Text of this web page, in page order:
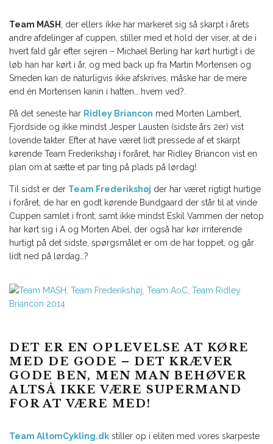
Team MASH , der ellers ikke har markeret sig så skarpt i årets
andre afdelinger af cuppen, stiller med et hold der viser, at de i
hvert fald går efter sejren – Michael Berling har kørt hurtigt i de
løb han har kørt i år, og med back up fra Martin Mortensen og
Smeden kan de naturligvis ikke afskrives, måske har de mere
end én Mortensen kanin i hatten… hvem ved?.
På det seneste har Ridley Briancon med Morten Lambert,
Fjordside og ikke mindst Jesper Lausten (sidste års 2er) vist
lovende takter. Efter at have været lidt pressede af et skarpt
kørende Team Frederikshøj i foråret, har Ridley Briancon vist en
plan om at sætte et par ting på plads på lørdag!
Til sidst er der Team Frederikshøj der har været rigtigt hurtige
i foråret, de har en godt kørende Bundgaard der står til at vinde
Cuppen samlet i front, samt ikke mindst Eskil Vammen der netop
har kørt sig i A og Morten Abel, der også har kør irriterende
hurtigt på det sidste, spørgsmålet er om de har toppet, og går
lidt ned på lørdag…?
DET ER EN OPLEVELSE AT KØRE
MED DE GODE – DET KRÆVER
GODE BEN, MEN MAN BEHØVER
ALTSÅ IKKE VÆRE SUPERMAND
FOR AT VÆRE MED!
Team AltomCykling.dk stiller op i eliten med vores skarpeste